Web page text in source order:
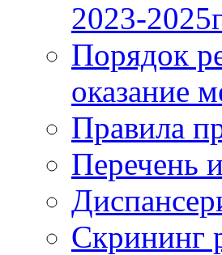
2023-
Порядок
оказание
Правила
Перечень
Скрининг